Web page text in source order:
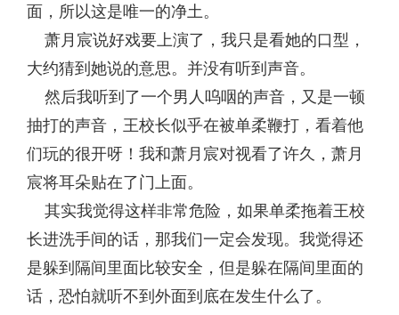
面，所以这是唯一的净土。
萧月宸说好戏要上演了，我只是看她的口型，
大约猜到她说的意思。并没有听到声音。
然后我听到了一个男人呜咽的声音，又是一顿
抽打的声音，王校长似乎在被单柔鞭打，看着他
们玩的很开呀！我和萧月宸对视看了许久，萧月
宸将耳朵贴在了门上面。
其实我觉得这样非常危险，如果单柔拖着王校
长进洗手间的话，那我们一定会发现。我觉得还
是躲到隔间里面比较安全，但是躲在隔间里面的
话，恐怕就听不到外面到底在发生什么了。